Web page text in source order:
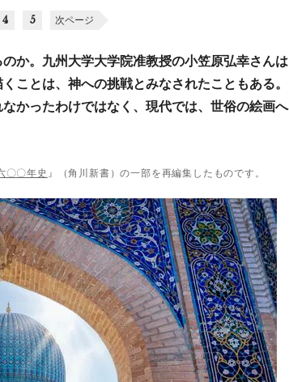
4 5 次ページ
か。九州大学大学院准教授の小笠原弘幸さんは
ことは、神への挑戦とみなされたこともある。
かったわけではなく、現代では、世俗の絵画へ
〇〇年史 』（角川新書）の一部を再編集したものです。